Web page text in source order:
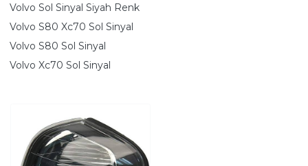
Volvo Sol Sinyal Siyah Renk
Volvo S80 Xc70 Sol Sinyal
Volvo S80 Sol Sinyal
Volvo Xc70 Sol Sinyal